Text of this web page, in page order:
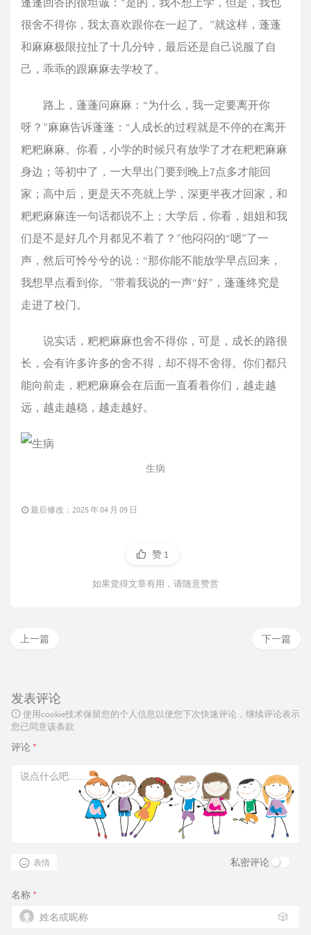
很舍不得你，我太喜欢跟你在一起了。”就这样，蓬蓬
和麻麻极限拉扯了十几分钟，最后还是自己说服了自
己，乖乖的跟麻麻去学校了。
路上，蓬蓬问麻麻：“为什么，我一定要离开你
呀？”麻麻告诉蓬蓬：“人成长的过程就是不停的在离开
粑粑麻麻。你看，小学的时候只有放学了才在粑粑麻麻
身边；等初中了，一大早出门要到晚上7点多才能回
家；高中后，更是天不亮就上学，深更半夜才回家，和
粑粑麻麻连一句话都说不上；大学后，你看，姐姐和我
们是不是好几个月都见不着了？”他闷闷的“嗯”了一
声，然后可怜兮兮的说：“那你能不能放学早点回来，
我想早点看到你。”带着我说的一声“好”，蓬蓬终究是
走进了校门。
说实话，粑粑麻麻也舍不得你，可是，成长的路很
长，会有许多许多的舍不得，却不得不舍得。你们都只
能向前走，粑粑麻麻会在后面一直看着你们，越走越
远，越走越稳，越走越好。
生病
最后修改：2025 年 04 月 09 日
赞 1
如果觉得文章有用，请随意赞赏
下一篇
上一篇
发表评论
使用cookie技术保留您的个人信息以便您下次快速评论，继续评论表示
您已同意该条款
评论 *
表情 私密评论
名称 *
🎲